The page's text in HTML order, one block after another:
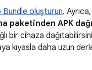
Bundle oluşturun. Ayrıca,
paketinden APK
bir cihaza
kıyasla daha uzun